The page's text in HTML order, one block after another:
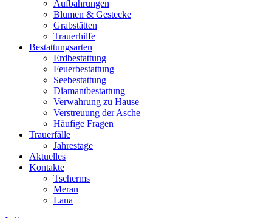
Aufbahrungen
Blumen & Gestecke
Grabstätten
Trauerhilfe
Bestattungsarten
Erdbestattung
Feuerbestattung
Seebestattung
Diamantbestattung
Verwahrung zu Hause
Verstreuung der Asche
Häufige Fragen
Trauerfälle
Jahrestage
Aktuelles
Kontakte
Tscherms
Meran
Lana